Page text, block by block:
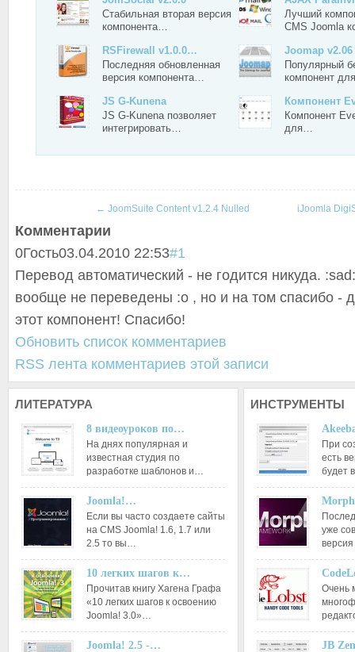
Стабильная вторая версия
компонента…
Лучший
CMS Joomla
RSFirewall v1.0.0…
Последняя обновленная
версия компонента…
Joomap v2.06
Популярный
компонент
JS G-Kunena
JS G-Kunena позволяет
интегрировать…
Компонент
Компонент
для…
← JoomSuite Content v1.2.4 Nulled iJoomla
Комментарии
0Гость03.04.2010 22:53#1
Перевод автоматический - не годится никуда.
вообще не переведены :o , но и на том спасибо -
этот компонент! Спасибо!
Обновить список комментариев
RSS лента комментариев этой записи
ЛИТЕРАТУРА
8 видеоуроков по…
На днях популярная и
известная студия по
разработке шаблонов и…
Joomla!…
Если вы часто создаете сайты
на CMS Joomla! 1.6, 1.7 или
2.5 то вы…
10 легких шагов к…
Прочитав книгу Хагена Графа
«10 легких шагов к освоению
Joomla! 3.0»…
Joomla! 2.5 -…
ИНСТРУМЕНТЫ
При
есть
будет
уже
Очень
JB